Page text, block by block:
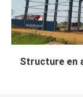
Structure en